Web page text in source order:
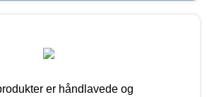
er håndlavede og